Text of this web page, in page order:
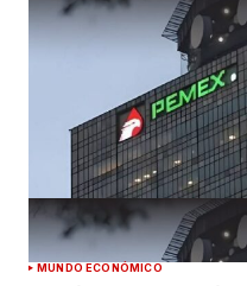
MUNDO ECONÓMICO